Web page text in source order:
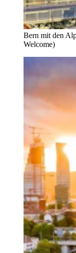
Bern mit den
Welcome)